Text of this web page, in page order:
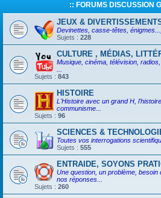
:: FORUMS DISCUSSION
JEUX &
Devinettes, casse-têtes,
Sujets : 228
CULTURE , MÉDIAS,
Musique, cinéma, télévision,
Sujets : 843
HISTOIRE
L'Histoire avec un grand H,
communisme...
Sujets : 96
SCIENCES &
Toutes vos interrogations
Sujets : 555
ENTRAIDE, SOYONS
Une question, un problème,
nos réponses...
Sujets : 260